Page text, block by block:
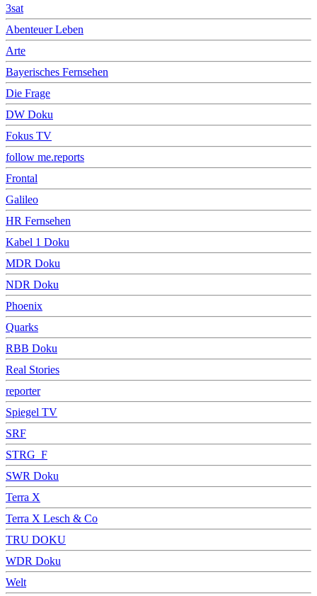
3sat
Abenteuer Leben
Arte
Bayerisches Fernsehen
Die Frage
DW Doku
Fokus TV
follow me.reports
Frontal
Galileo
HR Fernsehen
Kabel 1 Doku
MDR Doku
NDR Doku
Phoenix
Quarks
RBB Doku
Real Stories
reporter
Spiegel TV
SRF
STRG_F
SWR Doku
Terra X
Terra X Lesch & Co
TRU DOKU
WDR Doku
Welt